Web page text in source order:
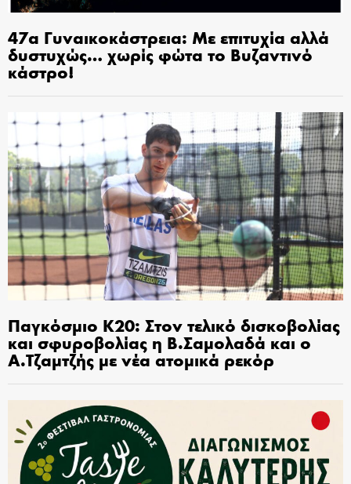
47α Γυναικοκάστρεια: Με επιτυχία αλλά
δυστυχώς… χωρίς φώτα το Βυζαντινό
κάστρο!
Παγκόσμιο Κ20: Στον τελικό δισκοβολίας
και σφυροβολίας η Β.Σαμολαδά και ο
Α.Τζαμτζής με νέα ατομικά ρεκόρ